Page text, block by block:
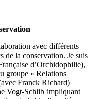
avec différents
de la conservation. Je suis
d’Orchidophilie),
groupe « Relations
Franck Richard)
Vogt-Schlib impliquant